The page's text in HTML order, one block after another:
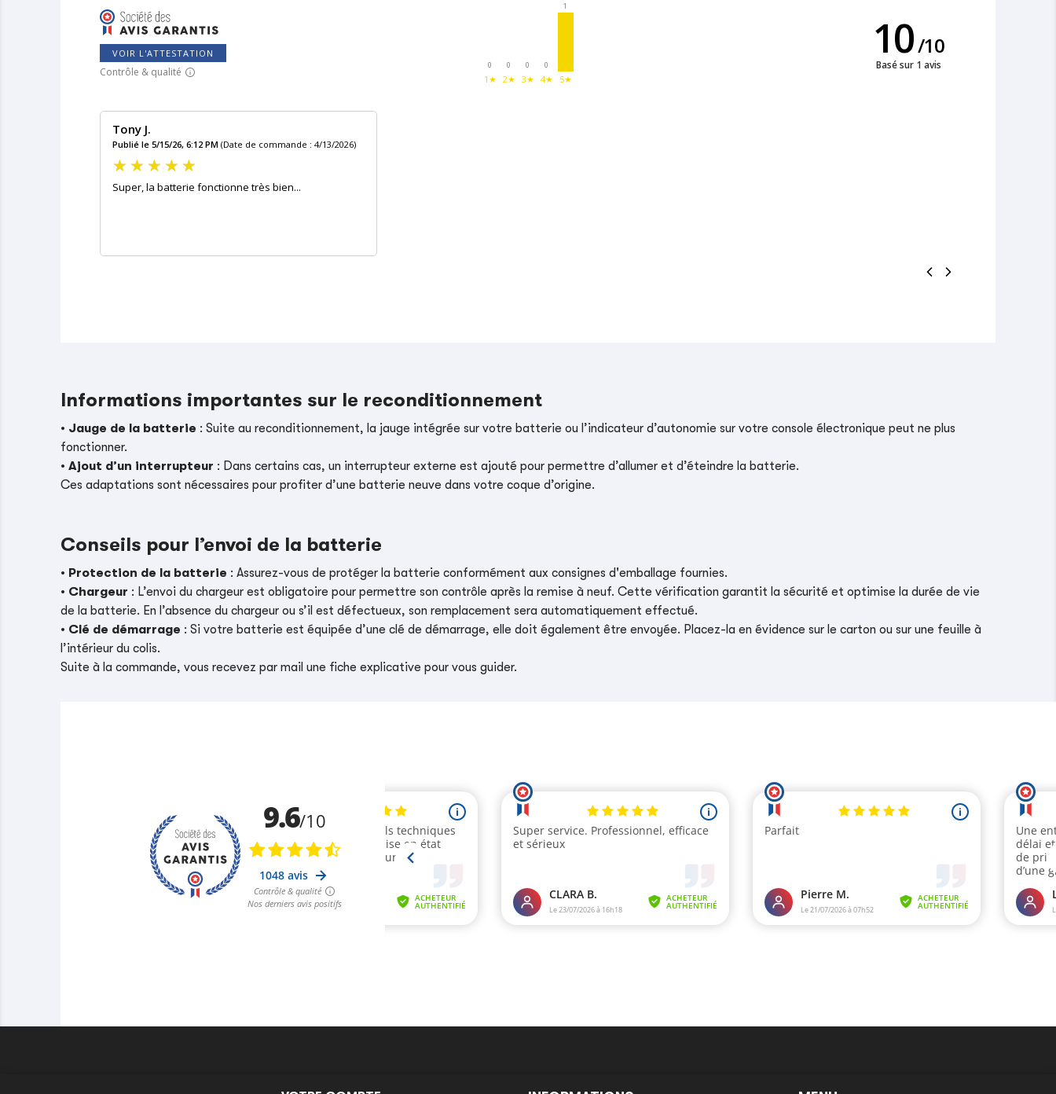
VOIR L'ATTESTATION
Contrôle & qualité
0
1★
0
2★
0
3★
0
4★
1
5★
10/10
Basé sur 1 avis
Tony J.
Publié le 5/15/26, 6:12 PM (Date de commande : 4/13/2026)
Super, la batterie fonctionne très bien...
Informations importantes sur le reconditionnement
• Jauge de la batterie : Suite au reconditionnement, la jauge intégrée sur votre batterie ou l’indicateur d’autonomie sur votre console électronique peut ne plus
fonctionner.
•Ajout d’un interrupteur : Dans certains cas, un interrupteur externe est ajouté pour permettre d’allumer et d’éteindre la batterie.
Ces adaptations sont nécessaires pour profiter d’une batterie neuve dans votre coque d’origine.
Conseils pour l’envoi de la batterie
• Protection de la batterie : Assurez-vous de protéger la batterie conformément aux consignes d'emballage fournies.
• Chargeur : L’envoi du chargeur est obligatoire pour permettre son contrôle après la remise à neuf. Cette vérification garantit la sécurité et optimise la durée de vie
de la batterie. En l’absence du chargeur ou s’il est défectueux, son remplacement sera automatiquement effectué.
• Clé de démarrage : Si votre batterie est équipée d’une clé de démarrage, elle doit également être envoyée. Placez-la en évidence sur le carton ou sur une feuille à
l’intérieur du colis.
Suite à la commande, vous recevez par mail une fiche explicative pour vous guider.